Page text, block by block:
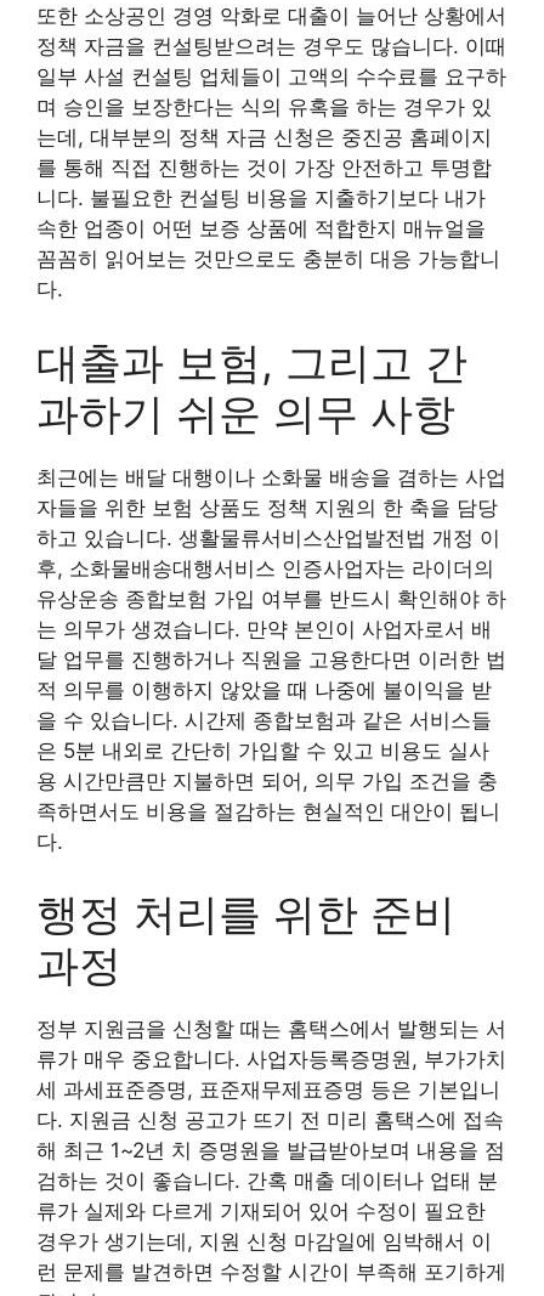
또한 소상공인 경영 악화로 대출이 늘어난 상황에서
정책 자금을 컨설팅받으려는 경우도 많습니다. 이때
일부 사설 컨설팅 업체들이 고액의 수수료를 요구하
며 승인을 보장한다는 식의 유혹을 하는 경우가 있
는데, 대부분의 정책 자금 신청은 중진공 홈페이지
를 통해 직접 진행하는 것이 가장 안전하고 투명합
니다. 불필요한 컨설팅 비용을 지출하기보다 내가
속한 업종이 어떤 보증 상품에 적합한지 매뉴얼을
꼼꼼히 읽어보는 것만으로도 충분히 대응 가능합니
다.
대출과 보험, 그리고 간
과하기 쉬운 의무 사항
최근에는 배달 대행이나 소화물 배송을 겸하는 사업
자들을 위한 보험 상품도 정책 지원의 한 축을 담당
하고 있습니다. 생활물류서비스산업발전법 개정 이
후, 소화물배송대행서비스 인증사업자는 라이더의
유상운송 종합보험 가입 여부를 반드시 확인해야 하
는 의무가 생겼습니다. 만약 본인이 사업자로서 배
달 업무를 진행하거나 직원을 고용한다면 이러한 법
적 의무를 이행하지 않았을 때 나중에 불이익을 받
을 수 있습니다. 시간제 종합보험과 같은 서비스들
은 5분 내외로 간단히 가입할 수 있고 비용도 실사
용 시간만큼만 지불하면 되어, 의무 가입 조건을 충
족하면서도 비용을 절감하는 현실적인 대안이 됩니
다.
행정 처리를 위한 준비
과정
정부 지원금을 신청할 때는 홈택스에서 발행되는 서
류가 매우 중요합니다. 사업자등록증명원, 부가가치
세 과세표준증명, 표준재무제표증명 등은 기본입니
다. 지원금 신청 공고가 뜨기 전 미리 홈택스에 접속
해 최근 1~2년 치 증명원을 발급받아보며 내용을 점
검하는 것이 좋습니다. 간혹 매출 데이터나 업태 분
류가 실제와 다르게 기재되어 있어 수정이 필요한
경우가 생기는데, 지원 신청 마감일에 임박해서 이
런 문제를 발견하면 수정할 시간이 부족해 포기하게